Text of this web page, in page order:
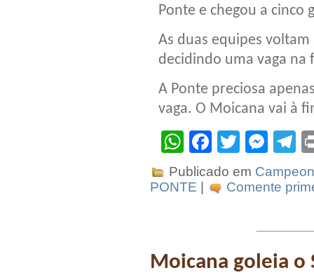
Ponte e chegou a cinco
As duas equipes
decidindo uma vaga na
A Ponte preciosa
vaga. O Moicana vai à
WhatsApp
Facebook
Twitter
Publicado em
PONTE
Comente
Moicana goleia o